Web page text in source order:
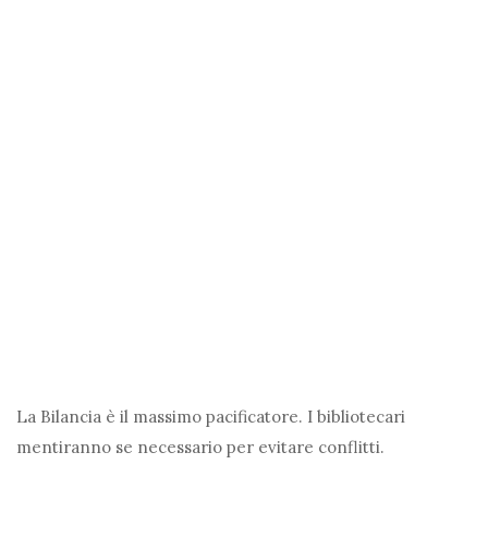
La Bilancia è il massimo pacificatore. I bibliotecari
mentiranno se necessario per evitare conflitti.